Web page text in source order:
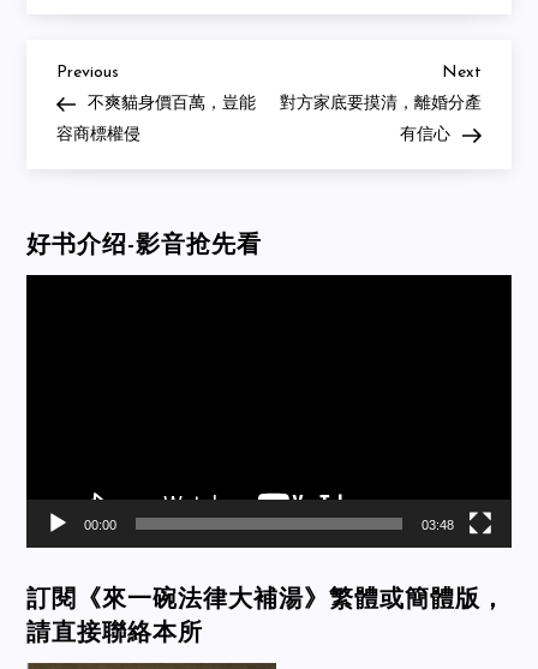
Post
navigation
Previous
Post
Previous
不爽貓身價百萬，豈能
容商標權侵
Next
Post
Next
對方家底要摸清，離婚分產
有信心
好书介绍-影音抢先看
00:00 03:48
訂閱《來一碗法律大補湯》繁體或簡體版，
請直接聯絡本所